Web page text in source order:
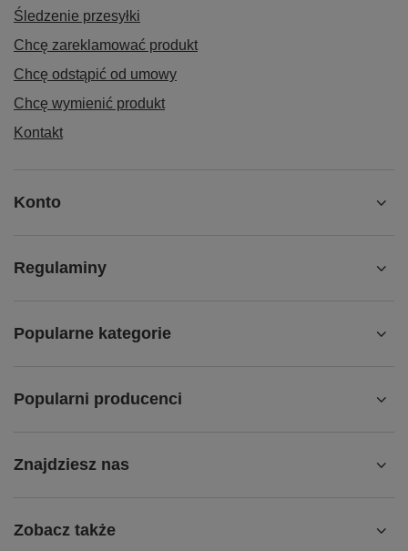
Śledzenie przesyłki
Chcę zareklamować produkt
Chcę odstąpić od umowy
Chcę wymienić produkt
Kontakt
Konto
Regulaminy
Popularne kategorie
Popularni producenci
Znajdziesz nas
Zobacz także